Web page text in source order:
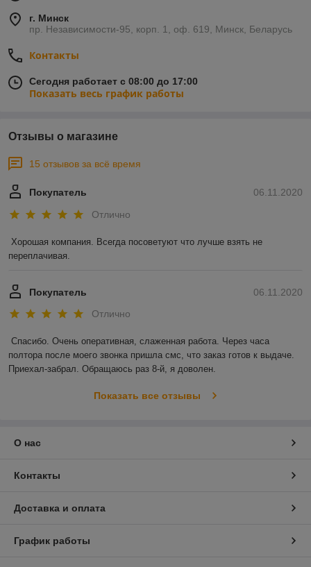
г. Минск
пр. Независимости-95, корп. 1, оф. 619, Минск, Беларусь
Контакты
Сегодня работает с 08:00 до 17:00
Показать весь график работы
Отзывы о магазине
15 отзывов за всё время
06.11.2020
Покупатель
Отлично
Хорошая компания. Всегда посоветуют что лучше взять не
переплачивая.
06.11.2020
Покупатель
Отлично
Спасибо. Очень оперативная, слаженная работа. Через часа
полтора после моего звонка пришла смс, что заказ готов к выдаче.
Приехал-забрал. Обращаюсь раз 8-й, я доволен.
Показать все отзывы
О нас
Контакты
Доставка и оплата
График работы